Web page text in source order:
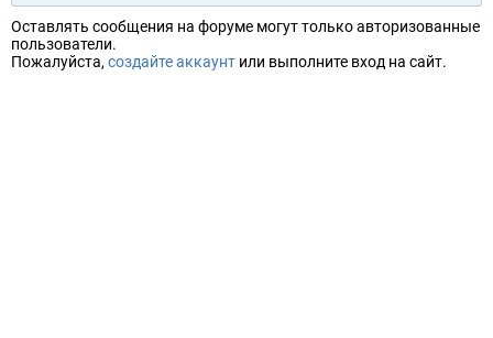
Оставлять сообщения на форуме могут только авторизованные
пользователи.
Пожалуйста, создайте аккаунт или выполните вход на сайт.